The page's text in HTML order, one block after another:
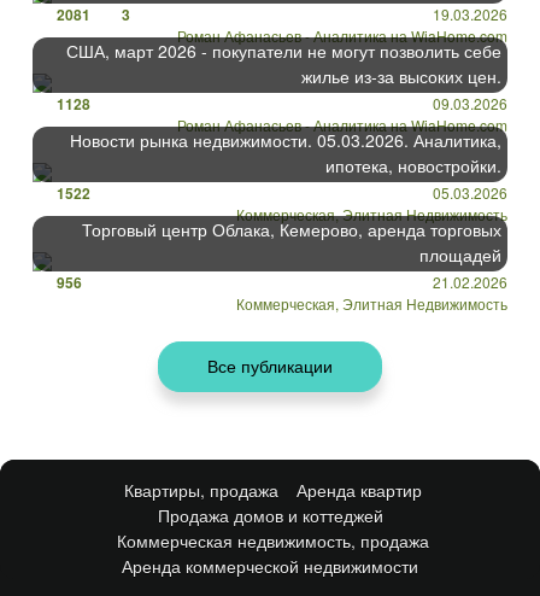
2081 3
19.03.2026
Роман Афанасьев - Аналитика на WiaHome.com
США, март 2026 - покупатели не могут позволить себе
жилье из-за высоких цен.
1128
09.03.2026
Роман Афанасьев - Аналитика на WiaHome.com
Новости рынка недвижимости. 05.03.2026. Аналитика,
ипотека, новостройки.
1522
05.03.2026
Коммерческая, Элитная Недвижимость
Торговый центр Облака, Кемерово, аренда торговых
площадей
956
21.02.2026
Коммерческая, Элитная Недвижимость
Квартиры, продажа
Аренда квартир
Продажа домов и коттеджей
Коммерческая недвижимость, продажа
Аренда коммерческой недвижимости